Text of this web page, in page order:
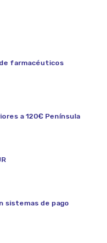
farmacéuticos
a 120€ Península
sistemas de pago